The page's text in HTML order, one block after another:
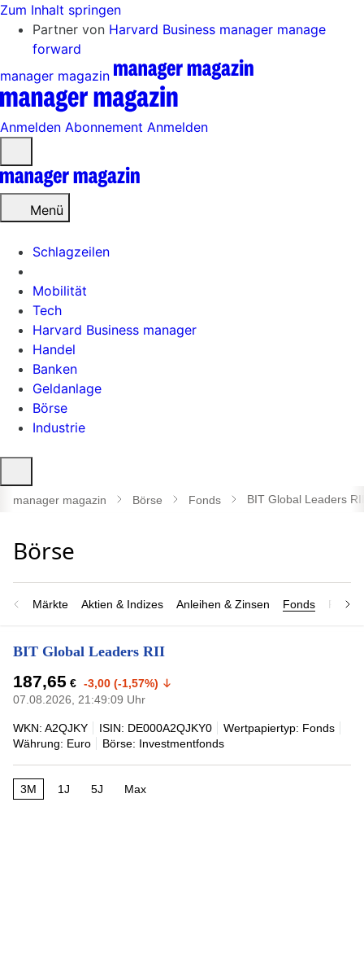
Zum Inhalt springen
Partner von Harvard Business manager manage
forward
manager magazin
Anmelden Abonnement Anmelden
öffnen
Menü
Schlagzeilen
Mobilität
Tech
Harvard Business manager
Handel
Banken
Geldanlage
Börse
Industrie
öffnen
manager magazin Börse Fonds BIT Global Leaders RII
Märkte Aktien & Indizes Anleihen & Zinsen Fonds
BIT Global Leaders RII
187,65 € -3,00 (-1,57%)
07.08.2026, 21:49:09 Uhr
WKN: A2QJKY ISIN: DE000A2QJKY0
Wertpapiertyp: Fonds
Währung: Euro
Börse: Investmentfonds
3M 1J 5J Max